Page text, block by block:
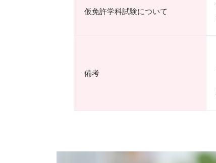
仮免許学科試験について
備考